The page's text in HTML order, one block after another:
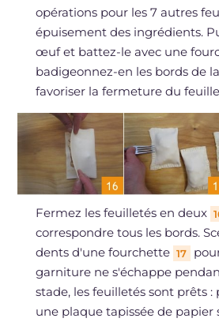
opérations pour les 7 autres
épuisement des ingrédients.
œuf et battez-le avec une
badigeonnez-en les bords de
favoriser la fermeture du
Fermez les feuilletés en deux
correspondre tous les bords.
dents d'une fourchette 17
garniture ne s'échappe
stade, les feuilletés sont prêts :
une plaque tapissée de papier